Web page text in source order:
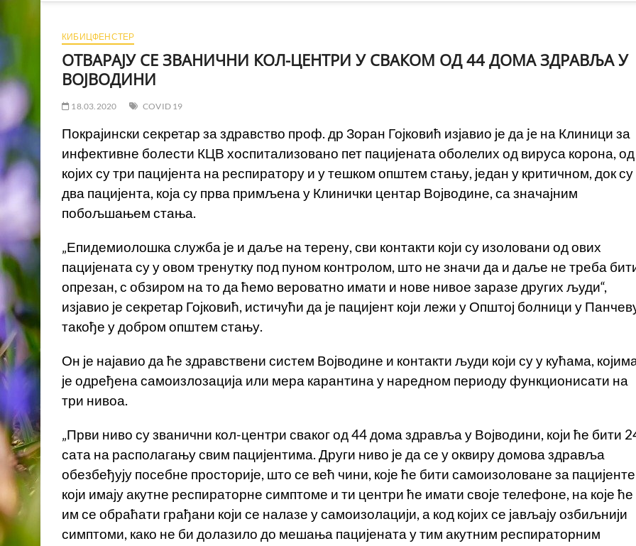
КИБИЦФЕНСТЕР
ОТВАРАЈУ СЕ ЗВАНИЧНИ КОЛ-ЦЕНТРИ У СВАКОМ ОД 44 ДОМА ЗДРАВЉА У
ВОЈВОДИНИ
18.03.2020 COVID 19
Покрајински секретар за здравство проф. др Зоран Гојковић изјавио је да je на Клиници за
инфективне болести КЦВ хоспитализовано пет пацијената оболелих од вируса корона, од
којих су три пацијента на респиратору и у тешком општем стању, један у критичном, док су
два пацијента, која су прва примљена у Клинички центар Војводине, са значајним
побољшањем стања.
„Епидемиолошка служба је и даље на терену, сви контакти који су изоловани од ових
пацијената су у овом тренутку под пуном контролом, што не значи да и даље не треба
опрезан, с обзиром на то да ћемо вероватно имати и нове нивое заразе других људи“,
изјавио је секретар Гојковић, истичући да је пацијент који лежи у Општој болници у
такође у добром општем стању.
Он је најавио да ће здравствени систем Војводине и контакти људи који су у кућама,
је одређена самоизлозација или мера карантина у наредном периоду функционисати на
три нивоа.
„Први ниво су званични кол-центри сваког од 44 дома здравља у Војводини, који ће бити
сата на располагању свим пацијентима. Други ниво је да се у оквиру домова здравља
обезбеђују посебне просторије, што се већ чини, које ће бити самоизоловане за пацијенте
који имају акутне респираторне симптоме и ти центри ће имати своје телефоне, на које ће
им се обраћати грађани који се налазе у самоизолацији, а код којих се јављају озбиљнији
симптоми, како не би долазило до мешања пацијената у тим акутним респираторним